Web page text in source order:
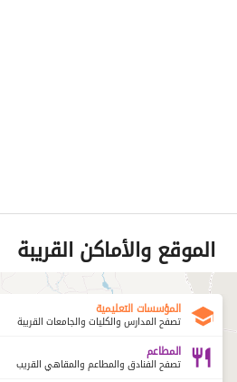
الموقع والأماكن القريبة
المؤسسات التعليمية
تصفح المدارس والكليات والجامعات القريبة
المطاعم
تصفح الفنادق والمطاعم والمقاهي القريب